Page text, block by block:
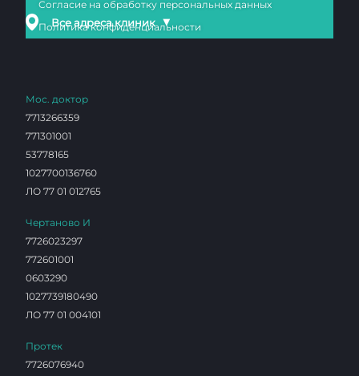
Все адреса клиник ▼
Согласие на обработку персональных данных
Политика конфиденциальности
Мос. доктор
7713266359
771301001
53778165
1027700136760
ЛО 77 01 012765
Чертаново И
7726023297
772601001
0603290
1027739180490
ЛО 77 01 004101
Протек
7726076940